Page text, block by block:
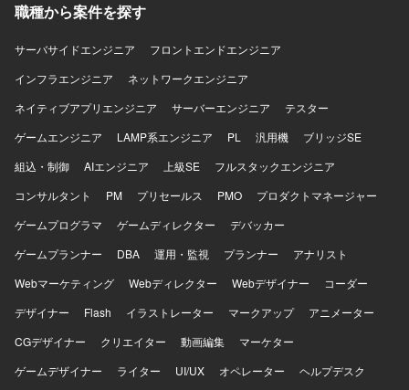
Bash、Excelを使用します。
職種から案件を探す
サーバサイドエンジニア
フロントエンドエンジニア
インフラエンジニア
ネットワークエンジニア
ネイティブアプリエンジニア
サーバーエンジニア
テスター
ゲームエンジニア
LAMP系エンジニア PL 汎用機
ブリッジSE
組込・制御
AIエンジニア 上級SE
フルスタックエンジニア
コンサルタント
PM プリセールス PMO
プロダクトマネージャー
ゲームプログラマ
ゲームディレクター
デバッカー
ゲームプランナー
DBA 運用・監視 プランナー
アナリスト
Webマーケティング
Webディレクター Webデザイナー
コーダー
デザイナー
Flash イラストレーター マークアップ
アニメーター
CGデザイナー
クリエイター 動画編集
マーケター
ゲームデザイナー
ライター UI/UX オペレーター
ヘルプデスク